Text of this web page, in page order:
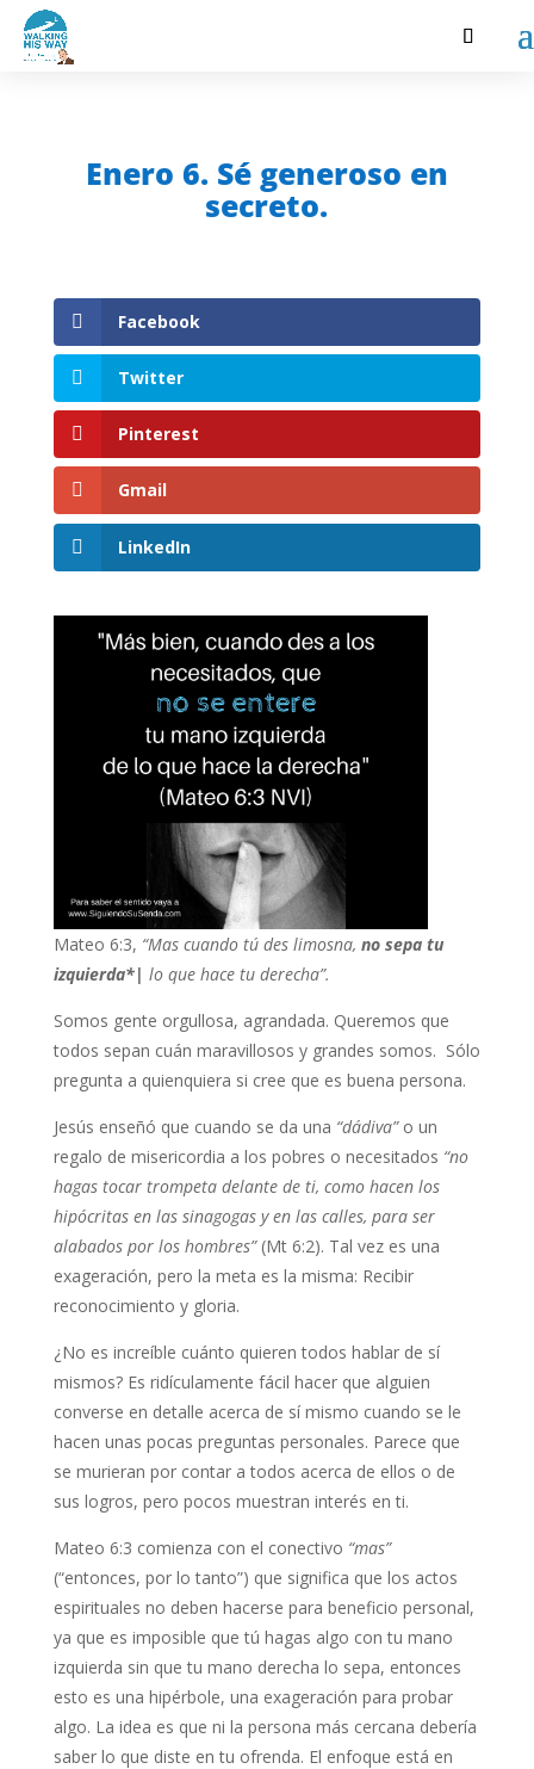
Enero 6. Sé generoso en
secreto.
Facebook
Twitter
Pinterest
Gmail
LinkedIn
Mateo 6:3, “Mas cuando tú des limosna, no sepa tu
izquierda*| lo que hace tu derecha”.
Somos gente orgullosa, agrandada. Queremos que
todos sepan cuán maravillosos y grandes somos. Sólo
pregunta a quienquiera si cree que es buena persona.
Jesús enseñó que cuando se da una “dádiva”o un
regalo de misericordia a los pobres o necesitados “no
hagas tocar trompeta delante de ti, como hacen los
hipócritas en las sinagogas y en las calles, para ser
alabados por los hombres”(Mt 6:2). Tal vez es una
exageración, pero la meta es la misma: Recibir
reconocimiento y gloria.
¿No es increíble cuánto quieren todos hablar de sí
mismos? Es ridículamente fácil hacer que alguien
converse en detalle acerca de sí mismo cuando se le
hacen unas pocas preguntas personales. Parece que
se murieran por contar a todos acerca de ellos o de
sus logros, pero pocos muestran interés en ti.
Mateo 6:3 comienza con el conectivo “mas”
(“entonces, por lo tanto”) que significa que los actos
espirituales no deben hacerse para beneficio personal,
ya que es imposible que tú hagas algo con tu mano
izquierda sin que tu mano derecha lo sepa, entonces
esto es una hipérbole, una exageración para probar
algo. La idea es que ni la persona más cercana debería
saber lo que diste en tu ofrenda. El enfoque está en